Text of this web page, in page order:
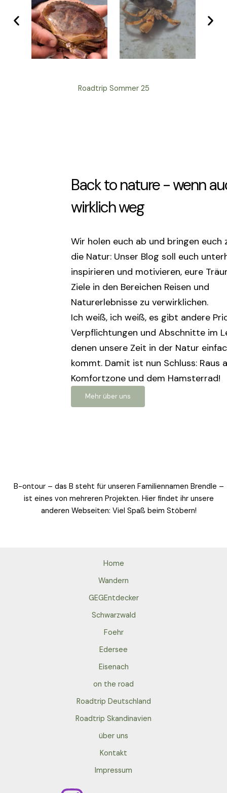
Roadtrip Sommer 25
Back to nature - wenn
wirklich weg
Wir holen euch ab und bringen euch
die Natur: Unser Blog soll euch
inspirieren und motivieren, eure
Ziele in den Bereichen Reisen und
Naturerlebnisse zu verwirklichen.
Ich weiß, ich weiß, es gibt andere
Verpflichtungen und Abschnitte im
denen unsere Zeit in der Natur
kommt. Damit ist nun Schluss: Raus
Komfortzone und dem Hamsterrad!
Mehr über uns
B-ontour – das B steht für unseren Familiennamen Brendle –
ist eines von mehreren Projekten. Hier findet ihr unsere
anderen Webseiten: Viel Spaß beim Stöbern!
Home
Wandern
GEGEntdecker
Schwarzwald
Foehr
Edersee
Eisenach
on the road
Roadtrip Deutschland
Roadtrip Skandinavien
über uns
Kontakt
Impressum